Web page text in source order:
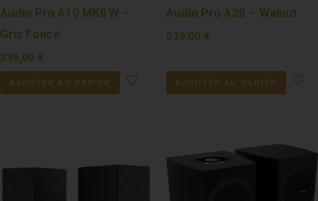
Audio Pro A10 MKII W –
Gris Foncé
239,00 €
AJOUTER AU PANIER
Audio Pro A28 – Walnut
539,00 €
AJOUTER AU PANIER